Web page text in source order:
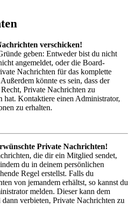
verschicken!
geben: Entweder bist du nicht
angemeldet, oder die Board-
Nachrichten für das komplette
könnte es sein, dass der
Private Nachrichten zu
hat. Kontaktiere einen Administrator,
zu erhalten.
Private Nachrichten!
die dir ein Mitglied sendet,
du in deinem persönlichen
Regel erstellst. Falls du
von jemandem erhältst, so kannst du
melden. Dieser kann dem
verbieten, Private Nachrichten zu